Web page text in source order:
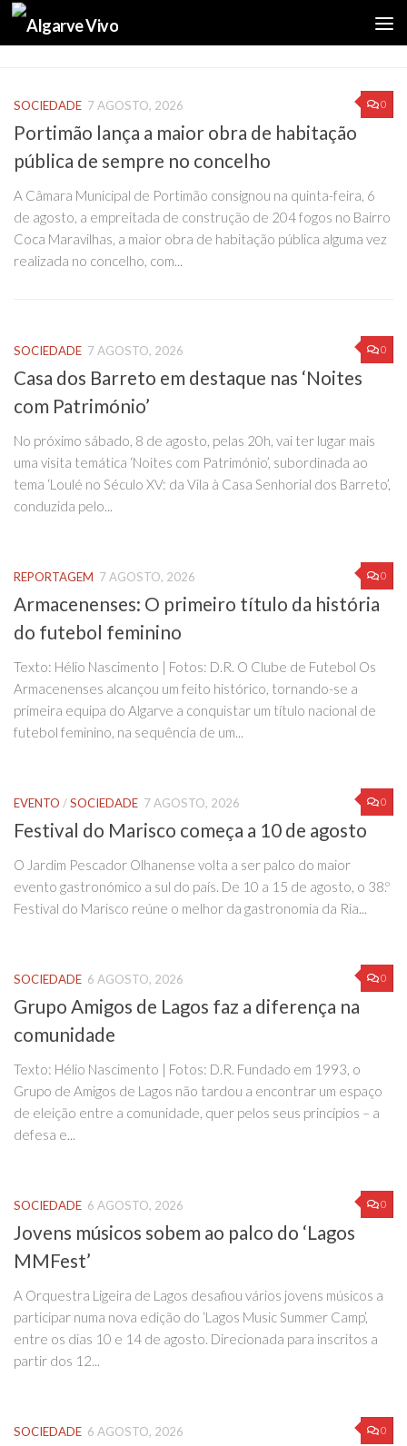
Skip to content
0
SOCIEDADE 7 AGOSTO, 2026
Portimão lança a maior obra de habitação
pública de sempre no concelho
A Câmara Municipal de Portimão consignou na quinta-feira, 6
de agosto, a empreitada de construção de 204 fogos no Bairro
Coca Maravilhas, a maior obra de habitação pública alguma vez
realizada no concelho, com...
0
SOCIEDADE 7 AGOSTO, 2026
Casa dos Barreto em destaque nas ‘Noites
com Património’
No próximo sábado, 8 de agosto, pelas 20h, vai ter lugar mais
uma visita temática ‘Noites com Património’, subordinada ao
tema ‘Loulé no Século XV: da Vila à Casa Senhorial dos Barreto’,
conduzida pelo...
0
REPORTAGEM 7 AGOSTO, 2026
Armacenenses: O primeiro título da história
do futebol feminino
Texto: Hélio Nascimento | Fotos: D.R. O Clube de Futebol Os
Armacenenses alcançou um feito histórico, tornando-se a
primeira equipa do Algarve a conquistar um título nacional de
futebol feminino, na sequência de um...
0
EVENTO /SOCIEDADE 7 AGOSTO, 2026
Festival do Marisco começa a 10 de agosto
O Jardim Pescador Olhanense volta a ser palco do maior
evento gastronómico a sul do país. De 10 a 15 de agosto, o 38.º
Festival do Marisco reúne o melhor da gastronomia da Ria...
0
SOCIEDADE 6 AGOSTO, 2026
Grupo Amigos de Lagos faz a diferença na
comunidade
Texto: Hélio Nascimento | Fotos: D.R. Fundado em 1993, o
Grupo de Amigos de Lagos não tardou a encontrar um espaço
de eleição entre a comunidade, quer pelos seus princípios – a
defesa e...
0
SOCIEDADE 6 AGOSTO, 2026
Jovens músicos sobem ao palco do ‘Lagos
MMFest’
A Orquestra Ligeira de Lagos desafiou vários jovens músicos a
participar numa nova edição do ‘Lagos Music Summer Camp’,
entre os dias 10 e 14 de agosto. Direcionada para inscritos a
partir dos 12...
0
SOCIEDADE 6 AGOSTO, 2026